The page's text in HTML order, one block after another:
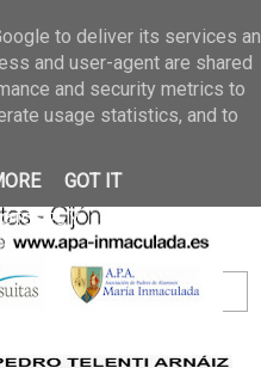
DE FOTOS
may 2026
GALERIA
20 may
28 abr
25 Y
to deliver its services
and user-agent are shared
and security metrics to
usage statistics, and to
GOT IT